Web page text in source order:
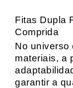
Fitas Dupla
Comprida
No universo
materiais, a
garantir a